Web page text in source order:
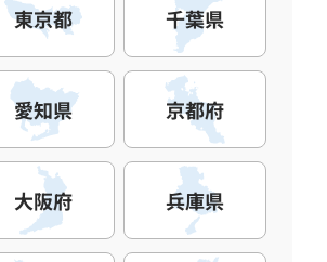
東京都 千葉県
愛知県 京都府
大阪府 兵庫県